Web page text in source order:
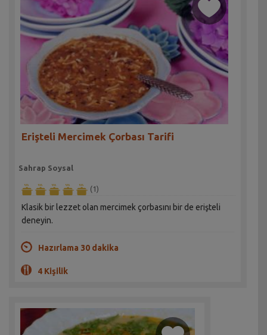
Erişteli Mercimek Çorbası Tarifi
Sahrap Soysal
(1)
Klasik bir lezzet olan mercimek çorbasını bir de erişteli
deneyin.
Hazırlama 30 dakika
4 Kişilik